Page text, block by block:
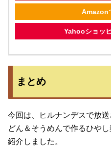
Amazon
Yahooショッ
まとめ
今回は、ヒルナンデスで放
どん＆そうめんで作るひや
紹介しました。